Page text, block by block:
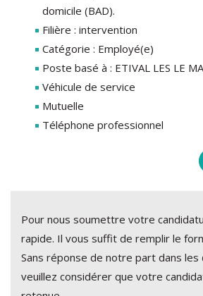
domicile (BAD).
Filière : intervention
Catégorie : Employé(e)
Poste basé à : ETIVAL LES LE
Véhicule de service
Mutuelle
Téléphone professionnel
Pour nous soumettre votre
rapide. Il vous suffit de remplir le
Sans réponse de notre part dans les
veuillez considérer que votre